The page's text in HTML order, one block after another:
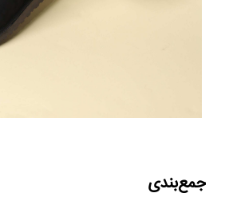
جمع‌بندی